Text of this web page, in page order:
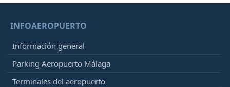
INFOAEROPUERTO
Información general
Parking Aeropuerto Málaga
Terminales del aeropuerto